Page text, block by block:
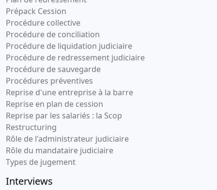
Prépack Cession
Procédure collective
Procédure de conciliation
Procédure de liquidation judiciaire
Procédure de redressement judiciaire
Procédure de sauvegarde
Procédures préventives
Reprise d'une entreprise à la barre
Reprise en plan de cession
Reprise par les salariés : la Scop
Restructuring
Rôle de l'administrateur judiciaire
Rôle du mandataire judiciaire
Types de jugement
Interviews